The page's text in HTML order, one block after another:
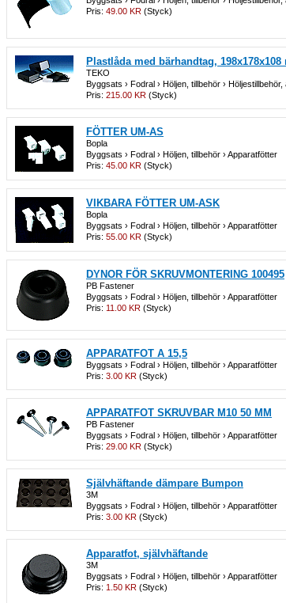
Pris: 49.00 KR (Styck)
Plastlåda med bärhandtag,
TEKO
Byggsats › Fodral › Höljen, tillbehör › Höljestillbehör,
Pris: 215.00 KR (Styck)
FÖTTER UM-AS
Bopla
Byggsats › Fodral › Höljen, tillbehör › Apparatfötter
Pris: 45.00 KR (Styck)
VIKBARA FÖTTER UM-ASK
Bopla
Byggsats › Fodral › Höljen, tillbehör › Apparatfötter
Pris: 55.00 KR (Styck)
DYNOR FÖR SKRUVMONTERING 100495
PB Fastener
Byggsats › Fodral › Höljen, tillbehör › Apparatfötter
Pris: 11.00 KR (Styck)
APPARATFOT A 15,5
Byggsats › Fodral › Höljen, tillbehör › Apparatfötter
Pris: 3.00 KR (Styck)
APPARATFOT SKRUVBAR M10 50 MM
PB Fastener
Byggsats › Fodral › Höljen, tillbehör › Apparatfötter
Pris: 29.00 KR (Styck)
Självhäftande dämpare Bumpon
3M
Byggsats › Fodral › Höljen, tillbehör › Apparatfötter
Pris: 3.00 KR (Styck)
Apparatfot, självhäftande
3M
Byggsats › Fodral › Höljen, tillbehör › Apparatfötter
Pris: 1.50 KR (Styck)